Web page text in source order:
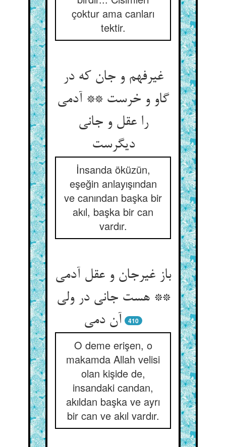
çoktur ama canları
tektir.
غیرفهم و جان که در
گاو و خرست ** آدمی
را عقل و جانی
دیگرست
İnsanda öküzün,
eşeğin anlayışından
ve canından başka bir
akıl, başka bir can
vardır.
باز غیرجان و عقل آدمی
** هست جانی در ولی
آن دمی
410
O deme erişen, o
makamda Allah velisi
olan kişide de,
insandaki candan,
akıldan başka ve ayrı
bir can ve akıl vardır.